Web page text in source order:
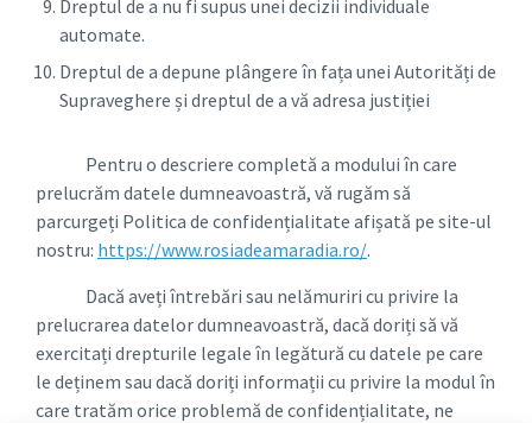
Dreptul de a nu fi supus unei decizii individuale
automate.
Dreptul de a depune plângere în fața unei Autorități de
Supraveghere și dreptul de a vă adresa justiției
Pentru o descriere completă a modului în care
prelucrăm datele dumneavoastră, vă rugăm să
parcurgeți Politica de confidențialitate afișată pe site-ul
nostru: https://www.rosiadeamaradia.ro/.
Dacă aveți întrebări sau nelămuriri cu privire la
prelucrarea datelor dumneavoastră, dacă doriți să vă
exercitați drepturile legale în legătură cu datele pe care
le deținem sau dacă doriți informații cu privire la modul în
care tratăm orice problemă de confidențialitate, ne